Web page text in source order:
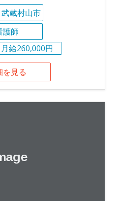
武蔵村山市
護師
月給260,000円
を見る